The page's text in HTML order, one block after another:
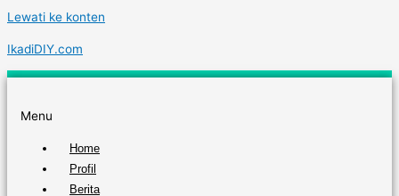
Lewati ke konten
IkadiDIY.com
Menu
Home
Profil
Berita